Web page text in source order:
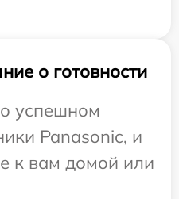
о готовности
успешном
Panasonic, и
к вам домой или